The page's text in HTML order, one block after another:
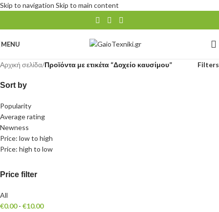
Skip to navigation Skip to main content
MENU
Αρχική σελίδα/Προϊόντα με ετικέτα “Δοχείο καυσίμου” Filters
Sort by
Popularity
Average rating
Newness
Price: low to high
Price: high to low
Price filter
All
€0.00- €10.00